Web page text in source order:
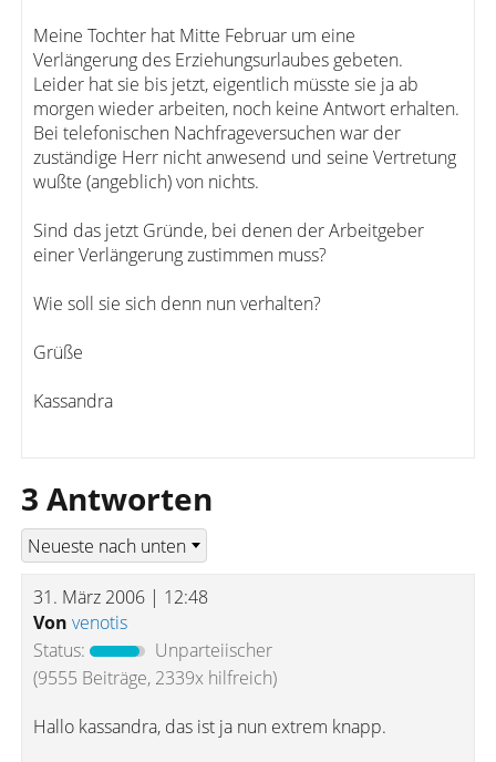
Meine Tochter hat Mitte Februar um eine
Verlängerung des Erziehungsurlaubes gebeten.
Leider hat sie bis jetzt, eigentlich müsste sie ja ab
morgen wieder arbeiten, noch keine Antwort erhalten.
Bei telefonischen Nachfrageversuchen war der
zuständige Herr nicht anwesend und seine Vertretung
wußte (angeblich) von nichts.
Sind das jetzt Gründe, bei denen der Arbeitgeber
einer Verlängerung zustimmen muss?
Wie soll sie sich denn nun verhalten?
Grüße
Kassandra
3 Antworten
31. März 2006 | 12:48
Von venotis
Status:
Unparteiischer
(9555 Beiträge, 2339x hilfreich)
Hallo kassandra, das ist ja nun extrem knapp.